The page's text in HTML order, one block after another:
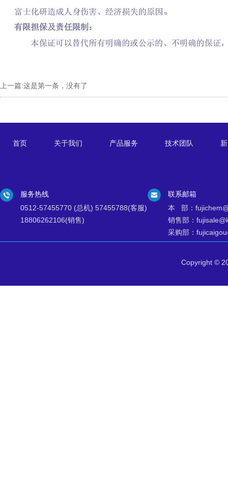
上一篇:这是第一条，没有了
首页 关于我们 产品服务 技术团队
服务热线
0512-57455770 (总机) 57455788(客服)
18806262106(销售)
联系邮箱
本 部：
销售部：
采购部：
Copyright ©